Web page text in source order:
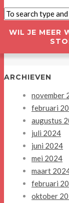
WIL JE MEER
ARCHIEVEN
november
februari
augustus
juli 2024
juni 2024
mei 2024
maart
februari
oktober